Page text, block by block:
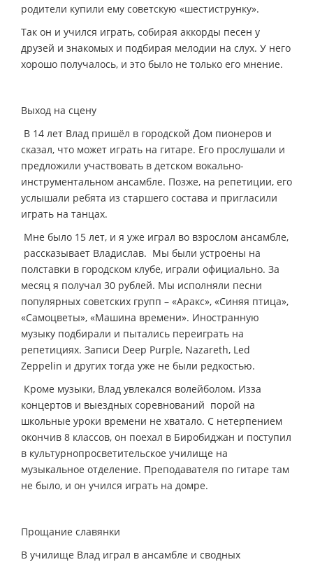
родители купили ему советскую «шестиструнку».
Так он и учился играть, собирая аккорды песен у
друзей и знакомых и подбирая мелодии на слух. У него
хорошо получалось, и это было не только его мнение.
Выход на сцену
В 14 лет Влад пришёл в городской Дом пионеров и
сказал, что может играть на гитаре. Его прослушали и
предложили участвовать в детском вокально­
инструментальном ансамбле. Позже, на репетиции, его
услышали ребята из старшего состава и пригласили
играть на танцах.
­ Мне было 15 лет, и я уже играл во взрослом ансамбле,
­ рассказывает Владислав. ­ Мы были устроены на
полставки в городском клубе, играли официально. За
месяц я получал 30 рублей. Мы исполняли песни
популярных советских групп – «Аракс», «Синяя птица»,
«Самоцветы», «Машина времени». Иностранную
музыку подбирали и пытались переиграть на
репетициях. Записи Deep Purple, Nazareth, Led
Zeppelin и других тогда уже не были редкостью.
Кроме музыки, Влад увлекался волейболом. Из­за
концертов и выездных соревнований порой на
школьные уроки времени не хватало. С нетерпением
окончив 8 классов, он поехал в Биробиджан и поступил
в культурно­просветительское училище на
музыкальное отделение. Преподавателя по гитаре там
не было, и он учился играть на домре.
Прощание славянки
В училище Влад играл в ансамбле и сводных